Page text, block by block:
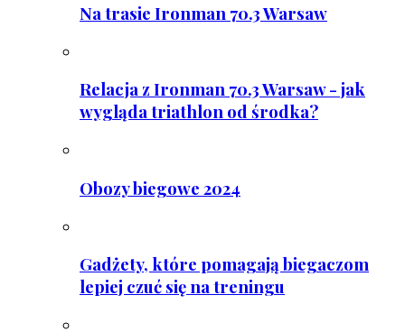
Na trasie Ironman 70.3 Warsaw
Relacja z Ironman 70.3 Warsaw - jak
wygląda triathlon od środka?
Obozy biegowe 2024
Gadżety, które pomagają biegaczom
lepiej czuć się na treningu